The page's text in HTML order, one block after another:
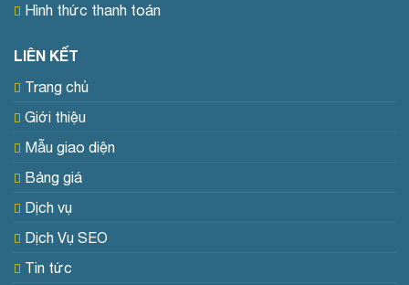
Hình thức thanh toán
LIÊN KẾT
Trang chủ
Giới thiệu
Mẫu giao diện
Bảng giá
Dịch vụ
Dịch Vụ SEO
Tin tức